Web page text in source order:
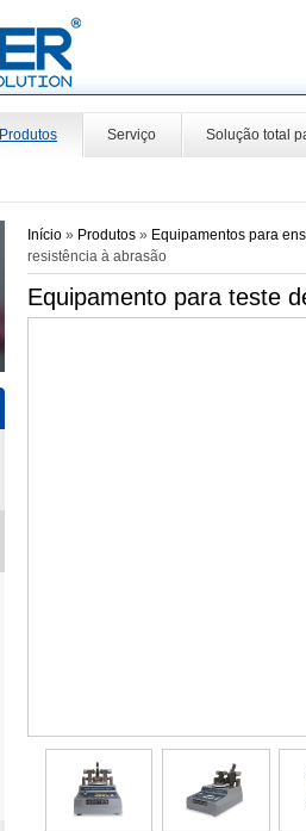
Produtos Serviço Solução total
Início » Produtos » Equipamentos para
resistência à abrasão
Equipamento para teste